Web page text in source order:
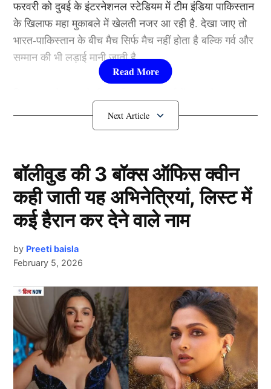
फरवरी को दुबई के इंटरनेशनल स्टेडियम में टीम इंडिया पाकिस्तान
के खिलाफ महा मुकाबले में खेलती नजर आ रही है. देखा जाए तो
भारत-पाकिस्तान के बीच मैच सिर्फ मैच नहीं होता है बल्कि गर्व और
सम्मान की भी लड़ाई मानी जाती है,
हैं,चैंपियंस ट्रॉफी 2025 (CT 2025) में पाकिस्तान को कडी़
टक्कर मिलने वाली है, पर इस वक्त देखा जाए तो टीम इंडिया
पाकिस्तानी खिलाड़ियों में खौफ भर जाता है.
CT 2025: इस खिलाड़ी से खौफ खाता है
पाकिस्तान
Next Article
बॉलीवुड की 3 बॉक्स ऑफिस क्वीन
कही जाती यह अभिनेत्रियां, लिस्ट में
कई हैरान कर देने वाले नाम
by Preeti baisla
February 5, 2026